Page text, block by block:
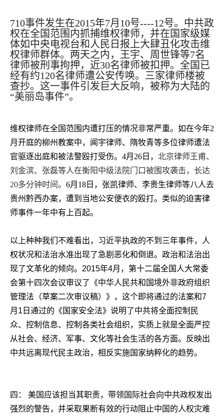
710事件发生在2015年7月 10号----12号。中共政
权在全国范围内抓捕维权律师，并在国家级媒
体如中央电视台和人民日报上大肆丑化攻击维
权律师群体。两天之内，王宇、周世锋等7名
律师被刑事拘押，近30名律师被扣押。全国已
经有约120名律师遭公安传唤。三家律师楼被
查抄。这一事件引发巨大反响，被称为大陆的
“美丽岛事件”。
维权律师在全国范围内遭打压的情况非常严重。如在今年2
月开庭的柳州教案中，闻宇律师、隋牧青等多位律师遭法
官驱逐出庭和被法警殴打受伤。 4月 26 日， 北京律师王甫、
刘金滨、张磊等人在衡阳中级法院门口被围攻袭击，长达
20多分钟时间。 6月 18 日，张凯律师、李贵生律师等八人去
贵州黔西办案，遭到当地公安便衣的殴打。类似的迫害律
师事件一年中有上百起。
以上种种我们不难看出，习近平执政的不到三年事件，人
权状况和法治水准出现了急剧恶化和倒退。政治和法治出
现了文革化的倾向。 2015年4月，第十二届全国人大常委
会第十四次会议审议了《中华人民共和国境外非政府组织
管理法（草案二次审议稿）》，这个即将通过的法案和7
月 1 日通过的《国家安全法》说明了中共将全面控制民
众、控制信息、控制各类社会组织，实质上就是全面严控
从社会、经济、军事、文化等社会生活的各方面。反映出
中共远离现代民主政治，相反实施国家纳粹化的趋势。
四： 美国应该担当其职责，带领国际社会向中共政权发出
强烈的警告，并采取果断有效的行动阻止中国的人权灾难